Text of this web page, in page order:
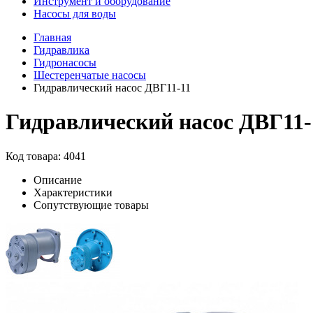
Насосы для воды
Главная
Гидравлика
Гидронасосы
Шестеренчатые насосы
Гидравлический насос ДВГ11-11
Гидравлический насос
Код товара: 4041
Описание
Характеристики
Сопутствующие товары